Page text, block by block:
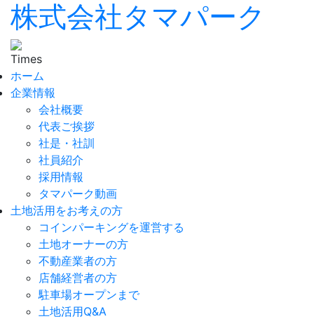
株式会社タマパーク
ホーム
企業情報
会社概要
代表ご挨拶
社是・社訓
社員紹介
採用情報
タマパーク動画
土地活用をお考えの方
コインパーキングを運営する
土地オーナーの方
不動産業者の方
店舗経営者の方
駐車場オープンまで
土地活用Q&A